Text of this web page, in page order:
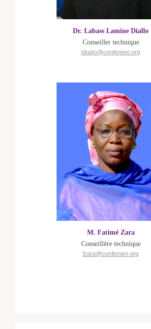
Dr. Labass Lamine Diallo
Conseiller technique
ldiallo@confemen.org
M. Fatimé Zara
Conseillère technique
fzara@confemen.org